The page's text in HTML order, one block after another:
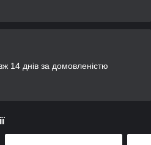
14 днів за домовленістю